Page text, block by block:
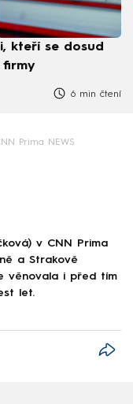
kteří se dosud
firmy
6 min čtení
Prima NEWS
v CNN Prima
a Strakově
věnovala i před tím
let.